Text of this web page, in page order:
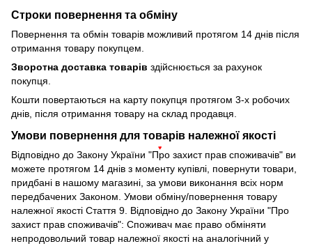
Строки повернення та обміну
Повернення та обмін товарів можливий протягом 14 днів після
отримання товару покупцем.
Зворотна доставка товарів здійснюється за рахунок
покупця.
Кошти повертаються на карту покупця протягом 3-х робочих
днів, після отримання товару на склад продавця.
Умови повернення для товарів належної якості
Відповідно до Закону України "Про захист прав споживачів" ви
можете протягом 14 днів з моменту купівлі, повернути товари,
придбані в нашому магазині, за умови виконання всіх норм
передбачених Законом. Умови обміну/повернення товару
належної якості Стаття 9. Відповідно до Закону України "Про
захист прав споживачів": Споживач має право обміняти
непродовольчий товар належної якості на аналогічний у
♥